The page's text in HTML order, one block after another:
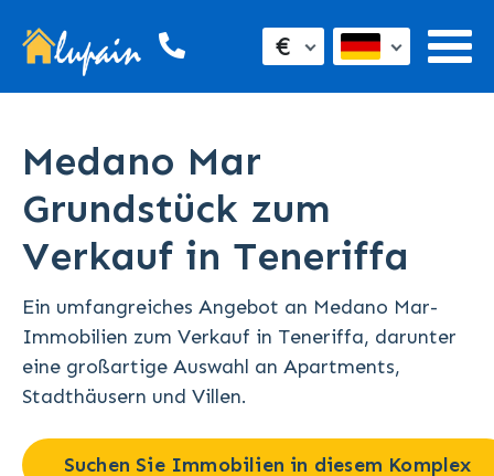
€
Medano Mar
Grundstück zum
Verkauf in Teneriffa
Ein umfangreiches Angebot an Medano Mar-
Immobilien zum Verkauf in Teneriffa, darunter
eine großartige Auswahl an Apartments,
Stadthäusern und Villen.
Suchen Sie Immobilien in diesem Komplex